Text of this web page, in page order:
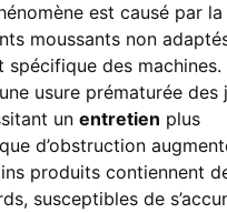
est causé par la
moussants non
spécifique des machines.
usure prématurée des
un entretien plus
d’obstruction
produits contiennent
susceptibles de